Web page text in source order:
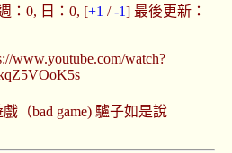
：0, 日：0, [+1 /-1] 最後更新：
www.youtube.com/watch?
（bad game) 驢子如是說